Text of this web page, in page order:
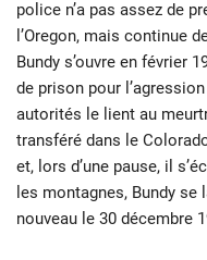
police n’a pas assez de
l’Oregon, mais continue
Bundy s’ouvre en février
de prison pour
autorités le lient au
transféré dans le
et, lors d’une pause, il
les montagnes, Bundy se
nouveau le 30 décembre